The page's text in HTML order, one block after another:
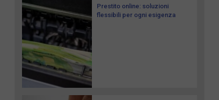
Prestito online: soluzioni
flessibili per ogni esigenza